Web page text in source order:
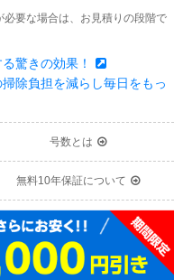
要な場合は、お見積りの段階で
驚きの効果！
除負担を減らし毎日をもっ
号数とは
無料10年保証について